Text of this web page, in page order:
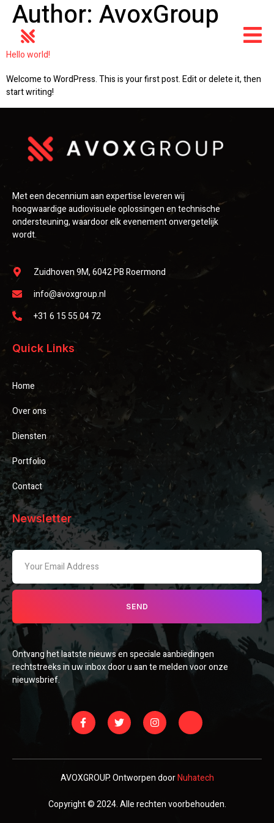
Author: AvoxGroup
Hello world!
Welcome to WordPress. This is your first post. Edit or delete it, then
start writing!
Met een decennium aan expertise leveren wij
hoogwaardige audiovisuele oplossingen en technische
ondersteuning, waardoor elk evenement onvergetelijk
wordt.
Zuidhoven 9M, 6042 PB Roermond
info@avoxgroup.nl
+31 6 15 55 04 72
Quick Links
Home
Over ons
Diensten
Portfolio
Contact
Newsletter
SEND
Ontvang het laatste nieuws en speciale aanbiedingen
rechtstreeks in uw inbox door u aan te melden voor onze
nieuwsbrief.
AVOXGROUP. Ontworpen doorNuhatech
Copyright © 2024. Alle rechten voorbehouden.